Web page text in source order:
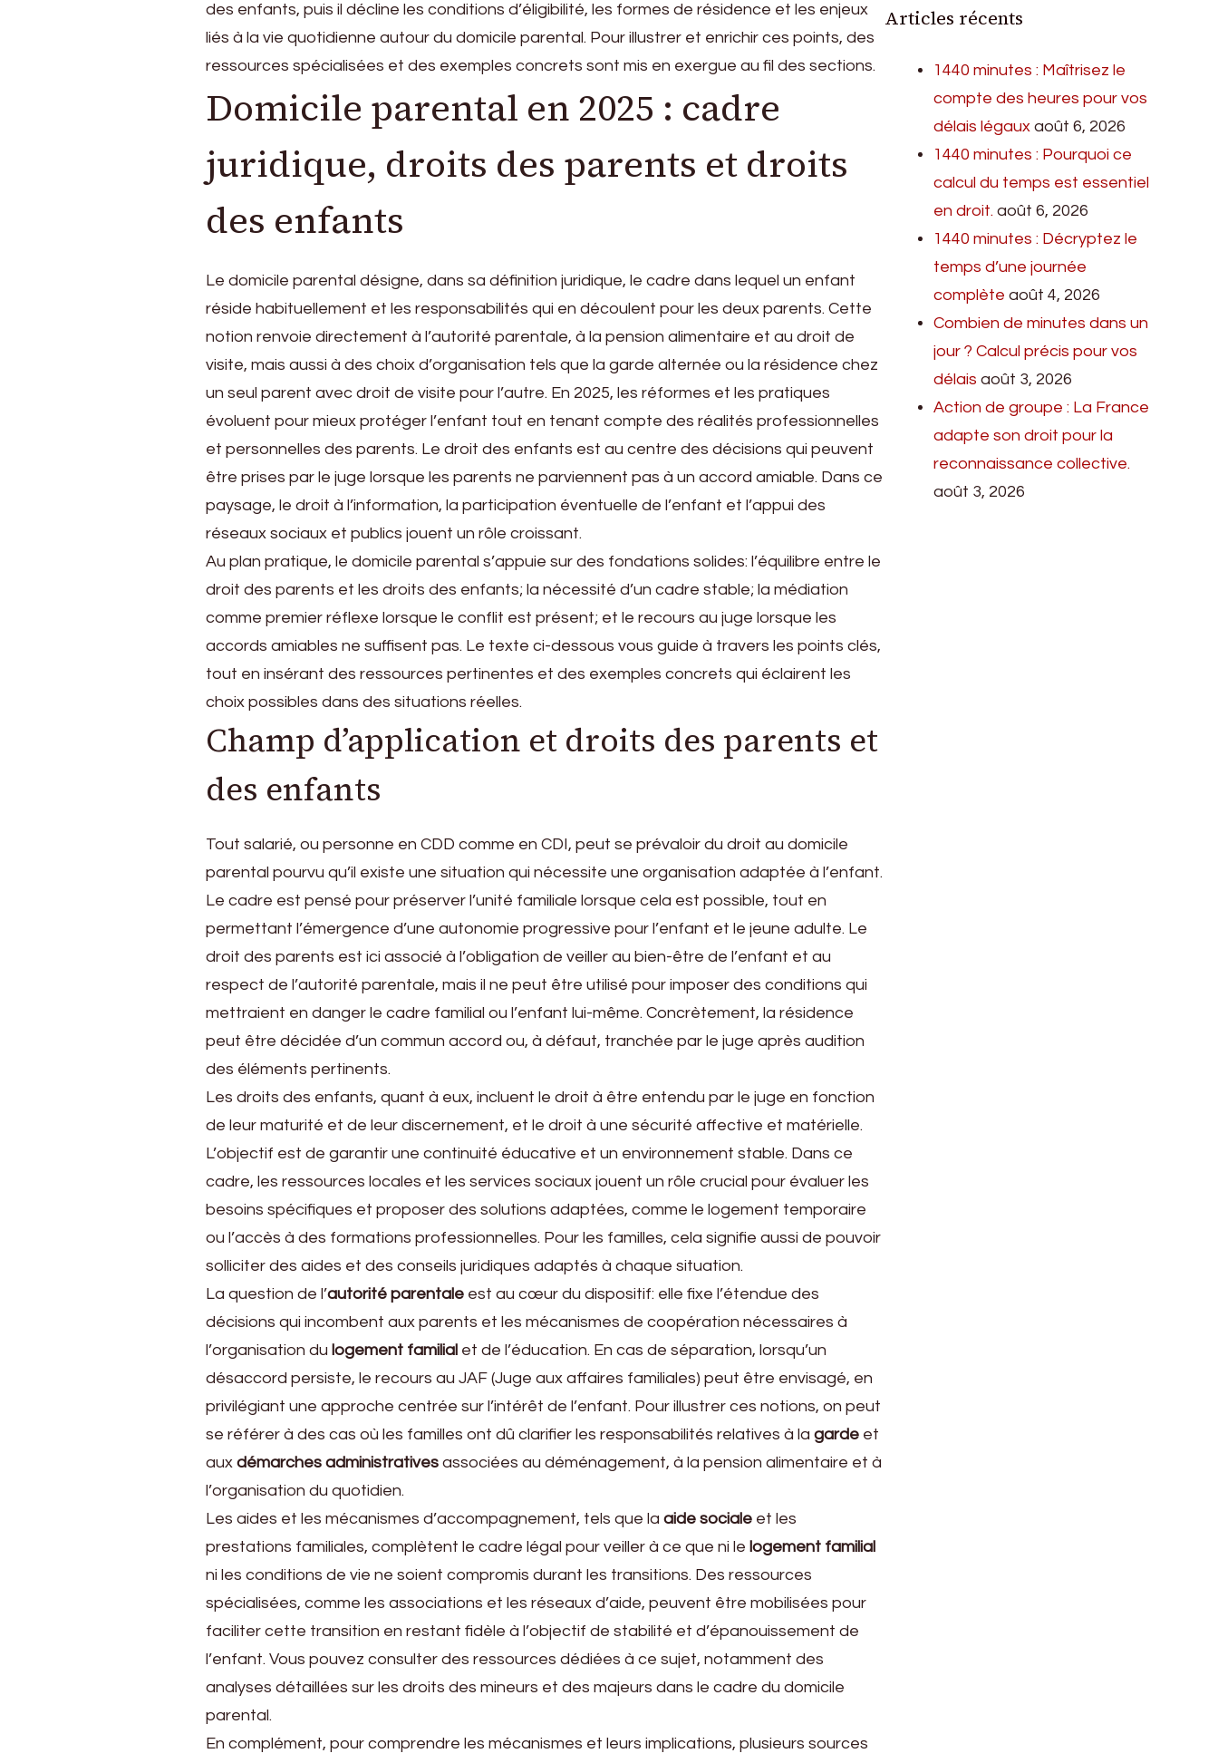
des enfants, puis il décline les conditions d’éligibilité, les formes de résidence et les enjeux
liés à la vie quotidienne autour du domicile parental. Pour illustrer et enrichir ces points, des
ressources spécialisées et des exemples concrets sont mis en exergue au fil des sections.
Domicile parental en 2025 : cadre
juridique, droits des parents et droits
des enfants
Le domicile parental désigne, dans sa définition juridique, le cadre dans lequel un enfant
réside habituellement et les responsabilités qui en découlent pour les deux parents. Cette
notion renvoie directement à l’autorité parentale, à la pension alimentaire et au droit de
visite, mais aussi à des choix d’organisation tels que la garde alternée ou la résidence chez
un seul parent avec droit de visite pour l’autre. En 2025, les réformes et les pratiques
évoluent pour mieux protéger l’enfant tout en tenant compte des réalités professionnelles
et personnelles des parents. Le droit des enfants est au centre des décisions qui peuvent
être prises par le juge lorsque les parents ne parviennent pas à un accord amiable. Dans ce
paysage, le droit à l’information, la participation éventuelle de l’enfant et l’appui des
réseaux sociaux et publics jouent un rôle croissant.
Au plan pratique, le domicile parental s’appuie sur des fondations solides: l’équilibre entre le
droit des parents et les droits des enfants; la nécessité d’un cadre stable; la médiation
comme premier réflexe lorsque le conflit est présent; et le recours au juge lorsque les
accords amiables ne suffisent pas. Le texte ci-dessous vous guide à travers les points clés,
tout en insérant des ressources pertinentes et des exemples concrets qui éclairent les
choix possibles dans des situations réelles.
Champ d’application et droits des parents et
des enfants
Tout salarié, ou personne en CDD comme en CDI, peut se prévaloir du droit au domicile
parental pourvu qu’il existe une situation qui nécessite une organisation adaptée à l’enfant.
Le cadre est pensé pour préserver l’unité familiale lorsque cela est possible, tout en
permettant l’émergence d’une autonomie progressive pour l’enfant et le jeune adulte. Le
droit des parents est ici associé à l’obligation de veiller au bien-être de l’enfant et au
respect de l’autorité parentale, mais il ne peut être utilisé pour imposer des conditions qui
mettraient en danger le cadre familial ou l’enfant lui-même. Concrètement, la résidence
peut être décidée d’un commun accord ou, à défaut, tranchée par le juge après audition
des éléments pertinents.
Les droits des enfants, quant à eux, incluent le droit à être entendu par le juge en fonction
de leur maturité et de leur discernement, et le droit à une sécurité affective et matérielle.
L’objectif est de garantir une continuité éducative et un environnement stable. Dans ce
cadre, les ressources locales et les services sociaux jouent un rôle crucial pour évaluer les
besoins spécifiques et proposer des solutions adaptées, comme le logement temporaire
ou l’accès à des formations professionnelles. Pour les familles, cela signifie aussi de pouvoir
solliciter des aides et des conseils juridiques adaptés à chaque situation.
La question de l’autorité parentale est au cœur du dispositif: elle fixe l’étendue des
décisions qui incombent aux parents et les mécanismes de coopération nécessaires à
l’organisation du logement familial et de l’éducation. En cas de séparation, lorsqu’un
désaccord persiste, le recours au JAF (Juge aux affaires familiales) peut être envisagé, en
privilégiant une approche centrée sur l’intérêt de l’enfant. Pour illustrer ces notions, on peut
se référer à des cas où les familles ont dû clarifier les responsabilités relatives à la garde et
aux démarches administratives associées au déménagement, à la pension alimentaire et à
l’organisation du quotidien.
Les aides et les mécanismes d’accompagnement, tels que la aide sociale et les
prestations familiales, complètent le cadre légal pour veiller à ce que ni le logement familial
ni les conditions de vie ne soient compromis durant les transitions. Des ressources
spécialisées, comme les associations et les réseaux d’aide, peuvent être mobilisées pour
faciliter cette transition en restant fidèle à l’objectif de stabilité et d’épanouissement de
l’enfant. Vous pouvez consulter des ressources dédiées à ce sujet, notamment des
analyses détaillées sur les droits des mineurs et des majeurs dans le cadre du domicile
parental.
En complément, pour comprendre les mécanismes et leurs implications, plusieurs sources
Articles récents
1440 minutes : Maîtrisez le
compte des heures pour vos
délais légaux août 6, 2026
1440 minutes : Pourquoi ce
calcul du temps est essentiel
en droit. août 6, 2026
1440 minutes : Décryptez le
temps d’une journée
complète août 4, 2026
Combien de minutes dans un
jour ? Calcul précis pour vos
délais août 3, 2026
Action de groupe : La France
adapte son droit pour la
reconnaissance collective.
août 3, 2026